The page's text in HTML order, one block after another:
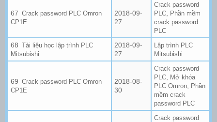
Crack password PLC Omron
CP1E
2018-09-
27
Crack password
PLC
Phần mềm
crack password
PLC
Tài liệu học lập trình PLC
Mitsubishi
2018-09-
27
Lập trình PLC
Mitsubishi
Crack password PLC Omron
CP1E
2018-08-
30
Crack password
PLC
Mở khóa
PLC Omron
Phần
mềm crack
password PLC
Crack password